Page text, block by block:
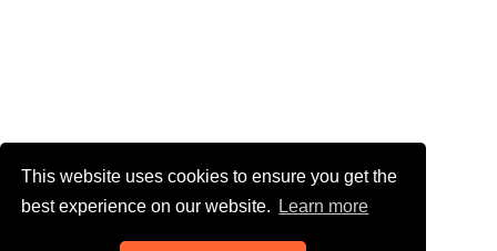
This website uses cookies to ensure you get the
best experience on our website.
Learn more